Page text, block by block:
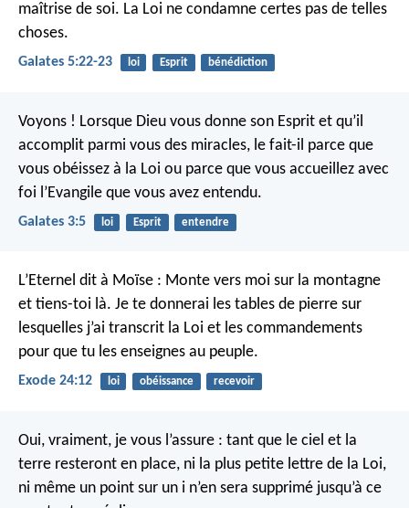
maîtrise de soi. La Loi ne condamne certes pas de telles
choses.
Galates 5:22-23 loi Esprit bénédiction
Voyons ! Lorsque Dieu vous donne son Esprit et qu’il
accomplit parmi vous des miracles, le fait-il parce que
vous obéissez à la Loi ou parce que vous accueillez avec
foi l’Evangile que vous avez entendu.
Galates 3:5 loi Esprit entendre
L’Eternel dit à Moïse : Monte vers moi sur la montagne
et tiens-toi là. Je te donnerai les tables de pierre sur
lesquelles j’ai transcrit la Loi et les commandements
pour que tu les enseignes au peuple.
Exode 24:12 loi obéissance recevoir
Oui, vraiment, je vous l’assure : tant que le ciel et la
terre resteront en place, ni la plus petite lettre de la Loi,
ni même un point sur un i n’en sera supprimé jusqu’à ce